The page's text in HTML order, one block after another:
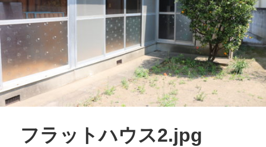
フラットハウス2.jpg